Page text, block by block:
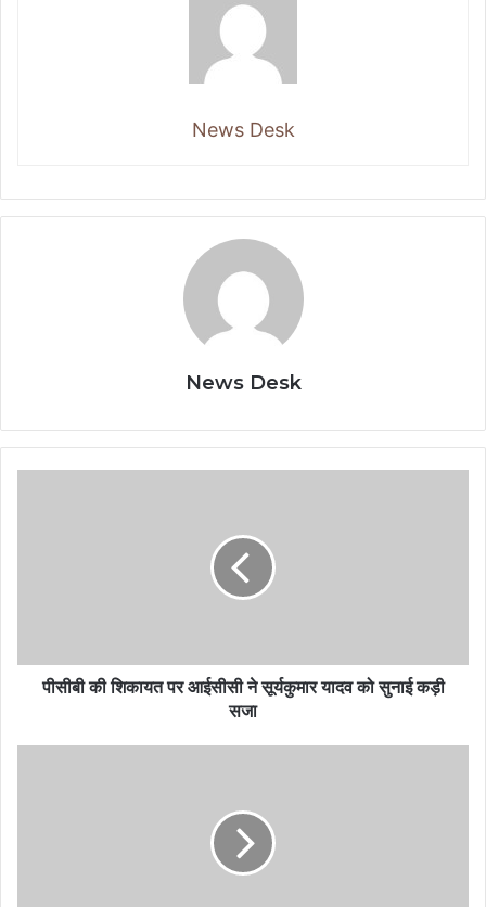
News Desk
News Desk
पीसीबी की शिकायत पर आईसीसी ने सूर्यकुमार यादव को सुनाई कड़ी
सजा